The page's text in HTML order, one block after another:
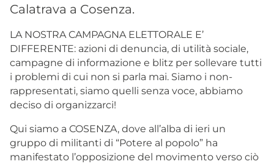
Calatrava a Cosenza.
LA NOSTRA CAMPAGNA ELETTORALE E’
DIFFERENTE: azioni di denuncia, di utilità sociale,
campagne di informazione e blitz per sollevare tutti
i problemi di cui non si parla mai. Siamo i non-
rappresentati, siamo quelli senza voce, abbiamo
deciso di organizzarci!
Qui siamo a COSENZA, dove all’alba di ieri un
gruppo di militanti di “Potere al popolo” ha
manifestato l’opposizione del movimento verso ciò